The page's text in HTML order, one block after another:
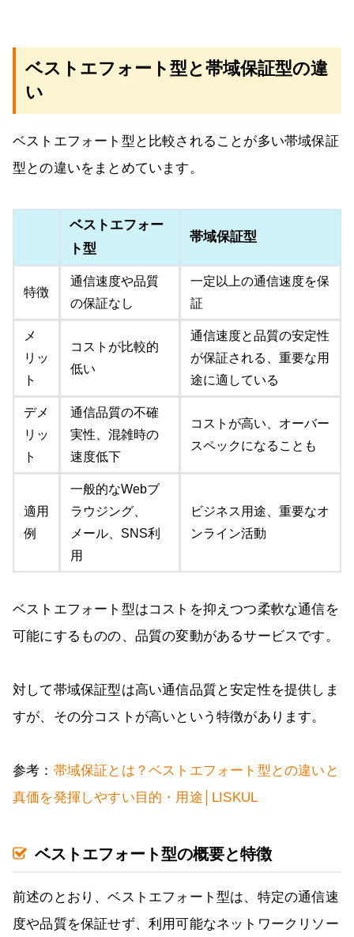
ベストエフォート型と帯域保証型の違
い
ベストエフォート型と比較されることが多い帯域保証
型との違いをまとめています。
ベストエフォー
ト型
帯域保証型
特徴
通信速度や品質
の保証なし
一定以上の通信速度を保
証
メ
リッ
ト
コストが比較的
低い
通信速度と品質の安定性
が保証される、重要な用
途に適している
デメ
リッ
ト
通信品質の不確
実性、混雑時の
速度低下
コストが高い、オーバー
スペックになることも
適用
例
一般的なWebブ
ラウジング、
メール、SNS利
用
ビジネス用途、重要なオ
ンライン活動
ベストエフォート型はコストを抑えつつ柔軟な通信を
可能にするものの、品質の変動があるサービスです。
対して帯域保証型は高い通信品質と安定性を提供しま
すが、その分コストが高いという特徴があります。
参考： 帯域保証とは？ベストエフォート型との違いと
真価を発揮しやすい目的・用途│LISKUL
ベストエフォート型の概要と特徴
前述のとおり、ベストエフォート型は、特定の通信速
度や品質を保証せず、利用可能なネットワークリソー